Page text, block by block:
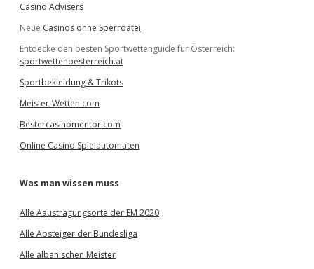
Casino Advisers
Neue Casinos ohne Sperrdatei
Entdecke den besten Sportwettenguide für Österreich:
sportwettenoesterreich.at
Sportbekleidung & Trikots
Meister-Wetten.com
Bestercasinomentor.com
Online Casino Spielautomaten
Was man wissen muss
Alle Aaustragungsorte der EM 2020
Alle Absteiger der Bundesliga
Alle albanischen Meister